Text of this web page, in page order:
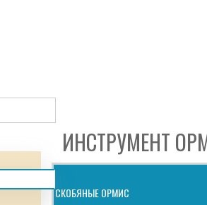
ИНСТРУМЕНТ
СКОБЯНЫЕ ОРМИС